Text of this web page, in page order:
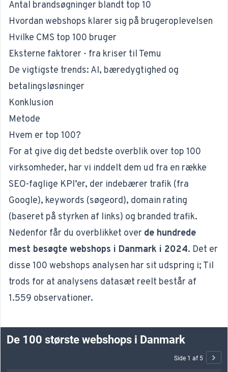
Antal brandsøgninger blandt top 10
Hvordan webshops klarer sig på brugeroplevelsen
Hvilke CMS top 100 bruger
Eksterne faktorer - fra kriser til Temu
De vigtigste trends: AI, bæredygtighed og
betalingsløsninger
Konklusion
Metode
Hvem er top 100?
For at give dig det bedste overblik over top 100
virksomheder, har vi inddelt dem ud fra en række
SEO-faglige KPI’er, der indebærer trafik (fra
Google), keywords (søgeord), domain rating
(baseret på styrken af links) og branded trafik.
Nedenfor får du overblikket over de hundrede
mest besøgte webshops i Danmark i 2024. Det er
disse 100 webshops analysen har sit udspring i; Til
trods for at analysens datasæt reelt består af
1.559 observationer.